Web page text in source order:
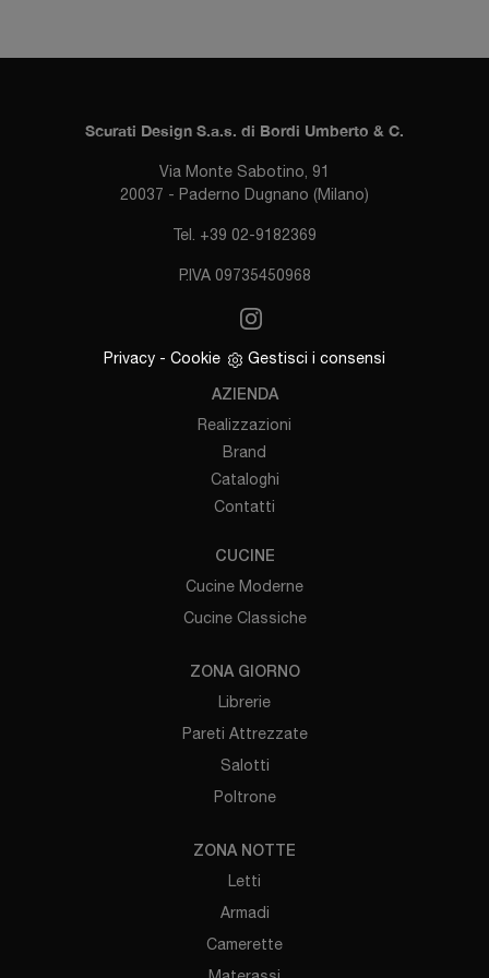
Scurati Design S.a.s. di Bordi Umberto & C.
Via Monte Sabotino, 91
20037 - Paderno Dugnano (Milano)
Tel. +39 02-9182369
P.IVA 09735450968
Privacy - Cookie Gestisci i consensi
AZIENDA
Realizzazioni
Brand
Cataloghi
Contatti
CUCINE
Cucine Moderne
Cucine Classiche
ZONA GIORNO
Librerie
Pareti Attrezzate
Salotti
Poltrone
ZONA NOTTE
Letti
Armadi
Camerette